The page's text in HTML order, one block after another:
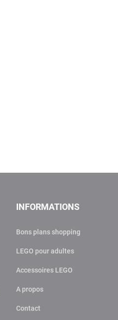
INFORMATIONS
Bons plans shopping
LEGO pour adultes
Accessoires LEGO
A propos
Contact